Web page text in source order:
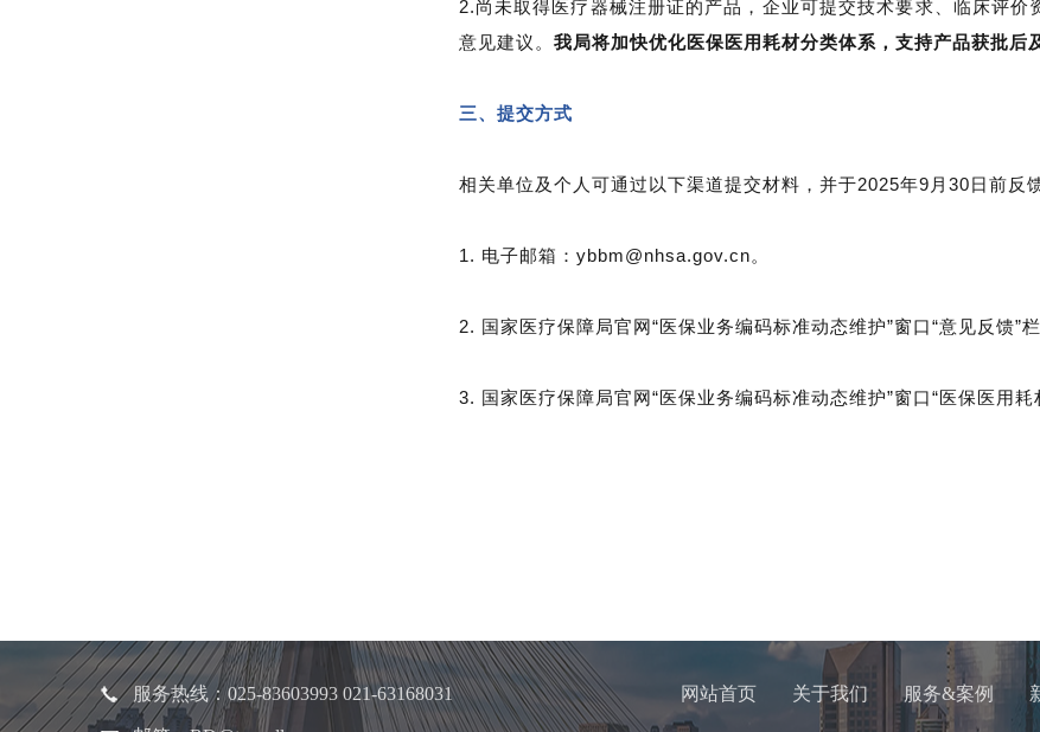
2.尚未取得医疗器械注册证的产品，企业可提交技术要求、临床评
意见建议。 我局将加快优化医保医用耗材分类体系，支持产品获批后
三、提交方式
相关单位及个人可通过以下渠道提交材料，并于2025年9月30日前反
1. 电子邮箱：ybbm@nhsa.gov.cn。
2. 国家医疗保障局官网“医保业务编码标准动态维护”窗口“意见反馈”栏
3. 国家医疗保障局官网“医保业务编码标准动态维护”窗口“医保医用耗
服务热线：025-83603993 021-63168031 网站首页 关于我们 服务&案例